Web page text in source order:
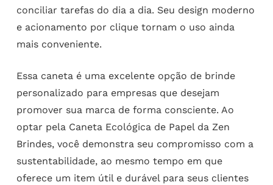
conciliar tarefas do dia a dia. Seu design moderno
e acionamento por clique tornam o uso ainda
mais conveniente.
Essa caneta é uma excelente opção de brinde
personalizado para empresas que desejam
promover sua marca de forma consciente. Ao
optar pela Caneta Ecológica de Papel da Zen
Brindes, você demonstra seu compromisso com a
sustentabilidade, ao mesmo tempo em que
oferece um item útil e durável para seus clientes